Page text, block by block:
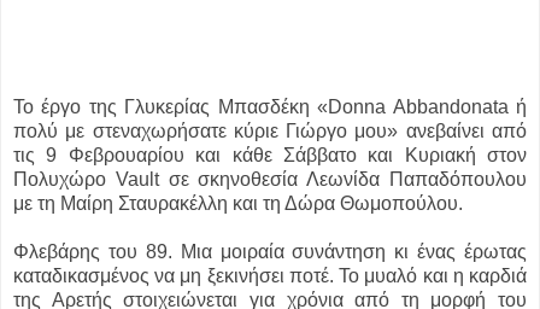
Το έργο της Γλυκερίας Μπασδέκη «Donna Abbandonata ή
πολύ με στεναχωρήσατε κύριε Γιώργο μου» ανεβαίνει από
τις 9 Φεβρουαρίου και κάθε Σάββατο και Κυριακή στον
Πολυχώρο Vault σε σκηνοθεσία Λεωνίδα Παπαδόπουλου
με τη Μαίρη Σταυρακέλλη και τη Δώρα Θωμοπούλου.
Φλεβάρης του 89. Μια μοιραία συνάντηση κι ένας έρωτας
καταδικασμένος να μη ξεκινήσει ποτέ. Το μυαλό και η καρδιά
της Αρετής στοιχειώνεται για χρόνια από τη μορφή του